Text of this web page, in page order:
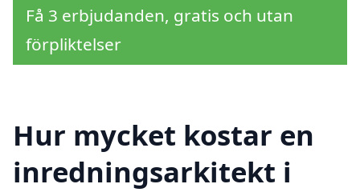
Få 3 erbjudanden, gratis och utan
förpliktelser
Hur mycket kostar en
inredningsarkitekt i